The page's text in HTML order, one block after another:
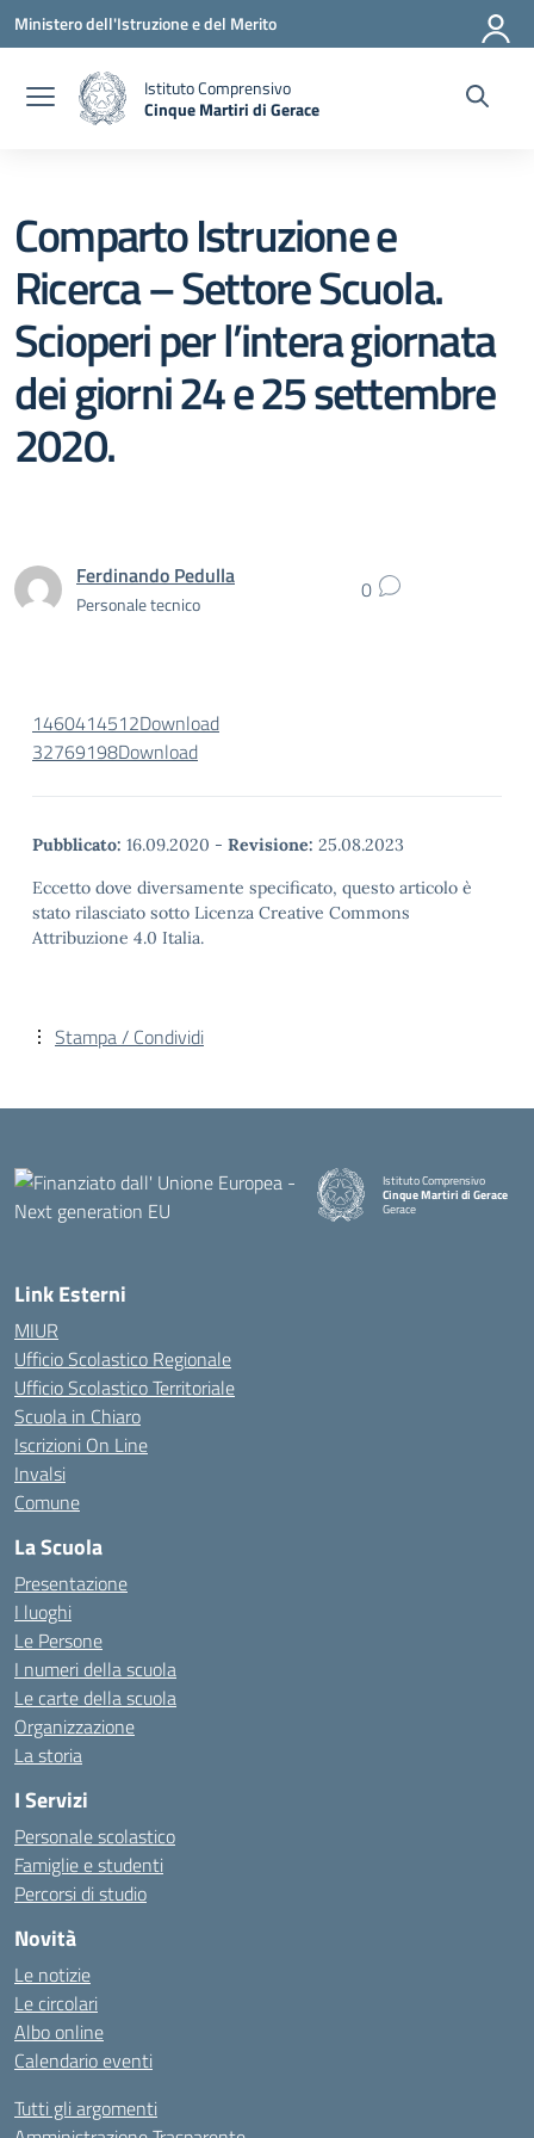
Vai ai contenuti
Vai al menu di navigazione
Vai al footer
Ministero dell'Istruzione e del Merito
Istituto Comprensivo
Cinque Martiri di Gerace
Comparto Istruzione e
Ricerca – Settore Scuola.
Scioperi per l’intera giornata
dei giorni 24 e 25 settembre
2020.
Ferdinando Pedulla
Personale tecnico 0
1460414512Download
32769198Download
Pubblicato: 16.09.2020 - Revisione: 25.08.2023
Eccetto dove diversamente specificato, questo articolo è
stato rilasciato sotto Licenza Creative Commons
Attribuzione 4.0 Italia.
Stampa / Condividi
Istituto Comprensivo
Cinque Martiri di Gerace
Gerace
Link Esterni
MIUR
Ufficio Scolastico Regionale
Ufficio Scolastico Territoriale
Scuola in Chiaro
Iscrizioni On Line
Invalsi
Comune
La Scuola
Presentazione
I luoghi
Le Persone
I numeri della scuola
Le carte della scuola
Organizzazione
La storia
I Servizi
Personale scolastico
Famiglie e studenti
Percorsi di studio
Novità
Le notizie
Le circolari
Albo online
Calendario eventi
Tutti gli argomenti